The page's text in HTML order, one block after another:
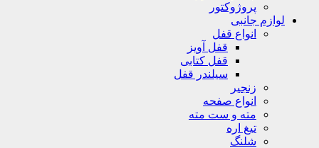
پروژوکتور
لوازم جانبی
انواع قفل
قفل آویز
قفل کتابی
سیلندر قفل
زنجیر
انواع صفحه
مته و ست مته
تیغ اره
شلنگ